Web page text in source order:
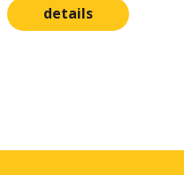
details